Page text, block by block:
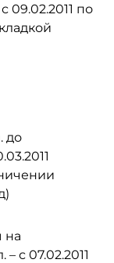
09.02.2011 по
до
на
с 07.02.2011